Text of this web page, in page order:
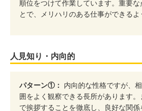
順位をつけて作業しています。重要な
とで、メリハリのある仕事ができるよ
人見知り・内向的
パターン①：
内向的な性格ですが、
囲をよく観察できる長所があります
で挨拶することを徹底し、良好な関